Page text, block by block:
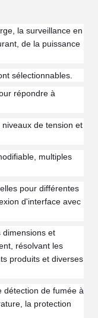
la surveillance en
de la puissance
sélectionnables.
répondre à
de tension et
multiples
pour différentes
d'interface avec
dimensions et
résolvant les
produits et diverses
détection de fumée à
la protection